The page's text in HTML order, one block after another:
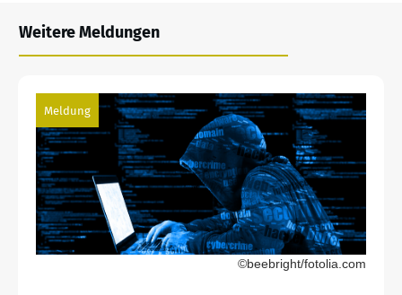
Weitere Meldungen
Meldung
©beebright/fotolia.com